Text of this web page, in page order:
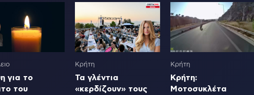
για το
του
Κρήτη
Τα γλέντια
«κερδίζουν» τους
Κρήτη
Κρήτη:
Μοτοσυκλέτα